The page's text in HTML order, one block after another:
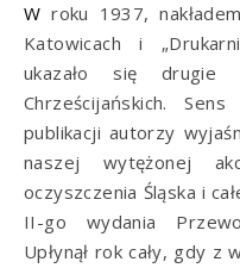
W roku 1937, nakładem redakcji „Śląskiej Prawdy” w
Katowicach i
ukazało się drugie
Chrześcijańskich.
publikacji autorzy
naszej wytężonej
oczyszczenia Śląska i
II-go wydania
Upłynął rok cały, gdy z